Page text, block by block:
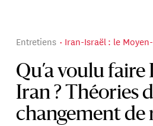
Qu’a voulu faire
Iran ? Théories
changement de
Entretiens Iran-Israël : le